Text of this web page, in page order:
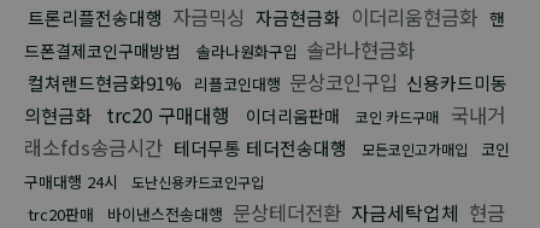
트론리플전송대행 자금믹싱 자금현금화 이더리움현금화 핸
드폰결제코인구매방법
솔라나원화구입 솔라나현금화
컬쳐랜드현금화91% 리플코인대행 문상코인구입 신용카드미동
의현금화
trc20 구매대행 이더리움판매 코인 카드구매
국내거
래소fds송금시간 테더무통 테더전송대행 모든코인고가매입
코인
구매대행 24시
도난신용카드코인구입
trc20판매 바이낸스전송대행 문상테더전환 자금세탁업체 현금